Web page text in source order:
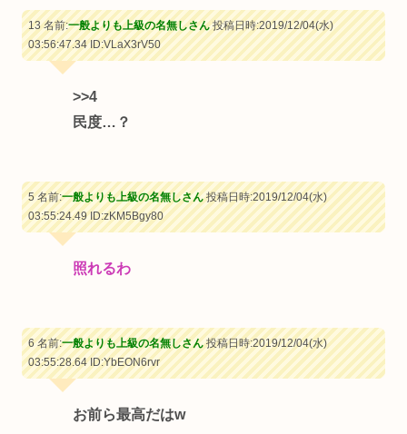
13 名前:一般よりも上級の名無しさん投稿日時:2019/12/04(水)
03:56:47.34ID:VLaX3rV50
>>4
民度…？
5 名前:一般よりも上級の名無しさん投稿日時:2019/12/04(水)
03:55:24.49ID:zKM5Bgy80
照れるわ
6 名前:一般よりも上級の名無しさん投稿日時:2019/12/04(水)
03:55:28.64ID:YbEON6rvr
お前ら最高だはw